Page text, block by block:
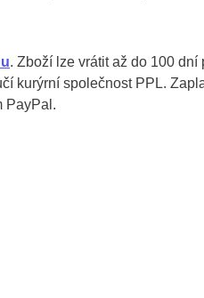
. Zboží lze vrátit až do 100 dní
kurýrní společnost PPL.
PayPal.